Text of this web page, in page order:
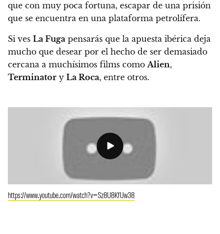
que con muy poca fortuna, escapar de una prisión
que se encuentra en una plataforma petrolífera.
Si ves La Fuga pensarás que la apuesta ibérica deja
mucho que desear por el hecho de ser demasiado
cercana a muchísimos films comoAlien,
Terminator y La Roca, entre otros.
https://www.youtube.com/watch?v=Sz8U8KfUw38